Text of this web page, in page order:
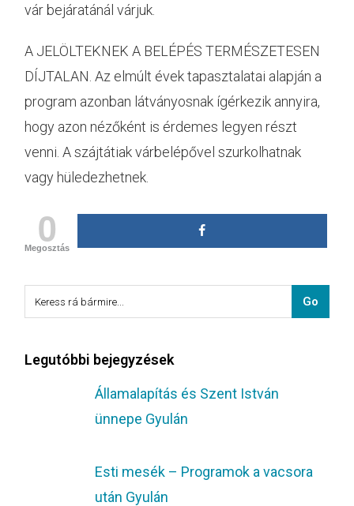
vár bejáratánál várjuk.
A JELÖLTEKNEK A BELÉPÉS TERMÉSZETESEN
DÍJTALAN. Az elmúlt évek tapasztalatai alapján a
program azonban látványosnak ígérkezik annyira,
hogy azon nézőként is érdemes legyen részt
venni. A szájtátiak várbelépővel szurkolhatnak
vagy hüledezhetnek.
0
Megosztás
Legutóbbi bejegyzések
Államalapítás és Szent István
ünnepe Gyulán
Esti mesék – Programok a vacsora
után Gyulán